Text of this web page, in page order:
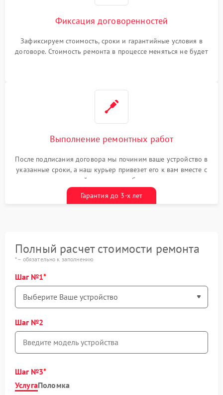
Фиксация договоренностей
Зафиксируем стоимость, сроки и гарантийные условия в
договоре. Стоимость ремонта в процессе меняться не будет
Выполнение ремонтных работ
После подписания договора мы починим ваше устройство в
указанные сроки, а наш курьер привезет его к вам вместе с
гарантийным талоном бесплатно
Гарантия до 3-х лет
Полный расчет стоимости ремонта
* – обязательно к заполнению
Шаг №1
Шаг №2
Шаг №3
УслугаПоломка